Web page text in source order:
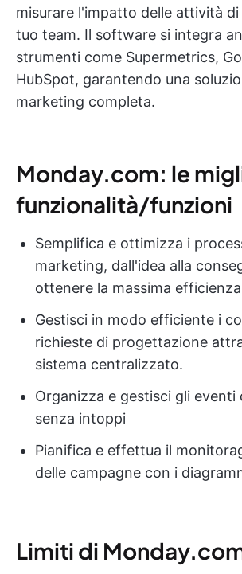
misurare l'impatto delle attività
tuo team. Il software si integra
strumenti come Supermetrics,
HubSpot, garantendo una
marketing completa.
Monday.com: le
funzionalità/funzioni
Semplifica e ottimizza i
marketing, dall'idea alla
ottenere la massima
Gestisci in modo efficiente i
richieste di progettazione
sistema centralizzato.
Organizza e gestisci gli eventi
senza intoppi
Pianifica e effettua il
delle campagne con i
Limiti di